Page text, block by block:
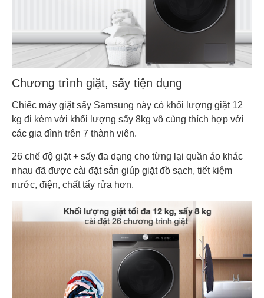
Chương trình giặt, sấy tiện dụng
Chiếc máy giặt sấy Samsung này có khối lượng giặt 12
kg đi kèm với khối lượng sấy 8kg vô cùng thích hợp với
các gia đình trên 7 thành viên.
26 chế độ giặt + sấy đa dạng cho từng lại quần áo khác
nhau đã được cài đặt sẵn giúp giặt đồ sạch, tiết kiệm
nước, điện, chất tẩy rửa hơn.